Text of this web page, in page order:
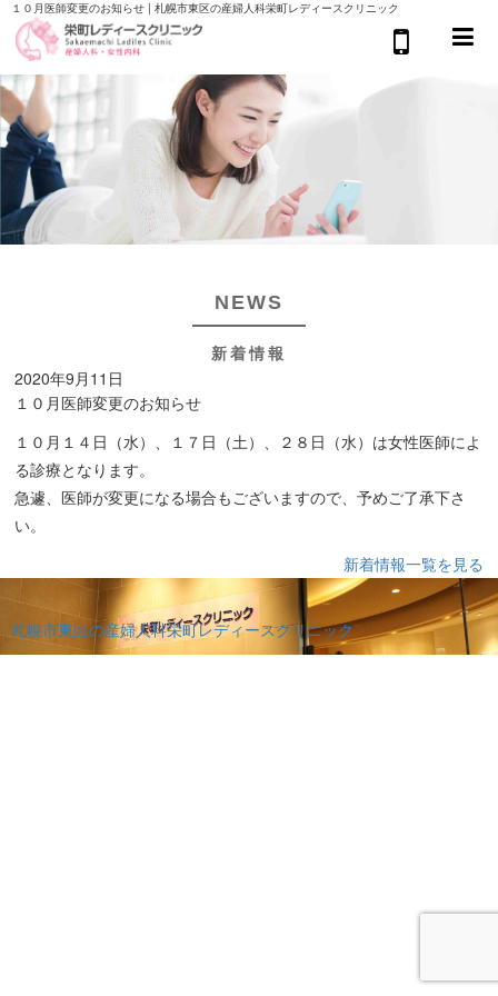
１０月医師変更のお知らせ | 札幌市東区の産婦人科栄町レディースクリニック
NEWS
新着情報
2020年9月11日
１０月医師変更のお知らせ
１０月１４日（水）、１７日（土）、２８日（水）は女性医師によ
る診療となります。
急遽、医師が変更になる場合もございますので、予めご了承下さ
い。
新着情報一覧を見る
札幌市東区の産婦人科栄町レディースクリニック